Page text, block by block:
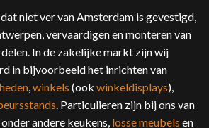
niet ver van Amsterdam is gevestigd,
vervaardigen en monteren van
In de zakelijke markt zijn wij
in bijvoorbeeld het inrichten van
,winkels (ook winkeldisplays),
. Particulieren zijn bij ons van
andere keukens, losse meubels en